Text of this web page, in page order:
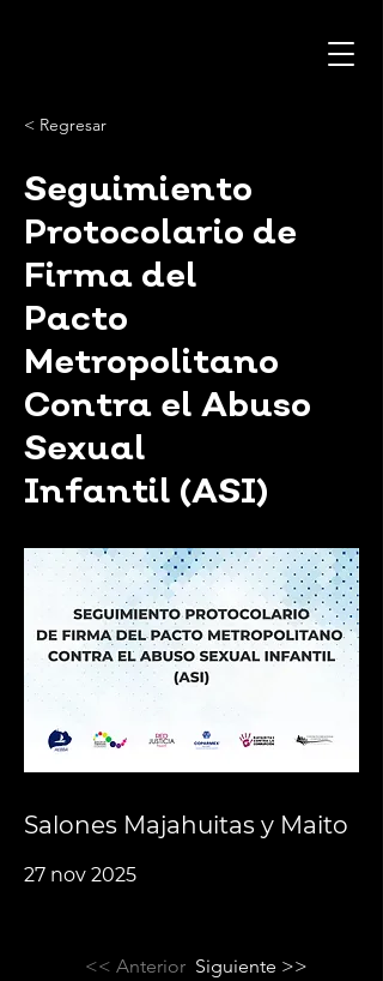
< Regresar
Seguimiento
Protocolario de
Firma del
Pacto
Metropolitano
Contra el Abuso
Sexual
Infantil (ASI)
Salones Majahuitas y Maito
27 nov 2025
<< Anterior Siguiente >>